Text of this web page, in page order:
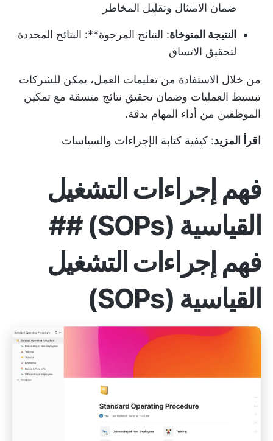
ضمان الامتثال وتقليل المخاطر
النتيجة المتوخاة: النتائج المرجوة**: النتائج المحددة
لتحقيق الاتساق
من خلال الاستفادة من تعليمات العمل، يمكن للشركات
تبسيط العمليات وضمان تحقيق نتائج متسقة مع تمكين
الموظفين من أداء المهام بدقة.
اقرأ المزيد: كيفية كتابة الإجراءات والسياسات
فهم إجراءات التشغيل
القياسية (SOPs) ##
فهم إجراءات التشغيل
القياسية (SOPs)